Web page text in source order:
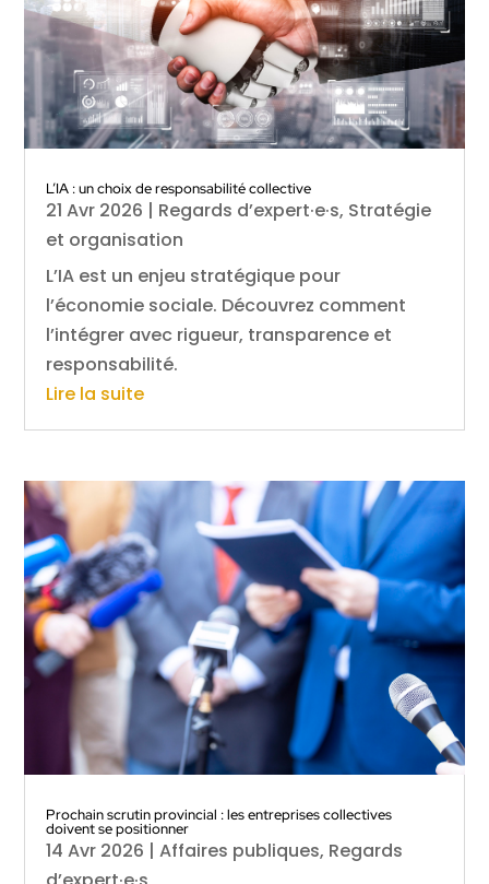
L’IA : un choix de responsabilité collective
21 Avr 2026 | Regards d’expert·e·s, Stratégie
et organisation
L’IA est un enjeu stratégique pour
l’économie sociale. Découvrez comment
l’intégrer avec rigueur, transparence et
responsabilité.
Lire la suite
Prochain scrutin provincial : les entreprises collectives
doivent se positionner
14 Avr 2026 |Affaires publiques, Regards